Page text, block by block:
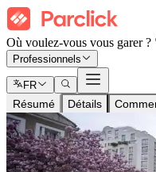
Où voulez-vous vous garer ?
Professionnels
FR
Résumé Détails